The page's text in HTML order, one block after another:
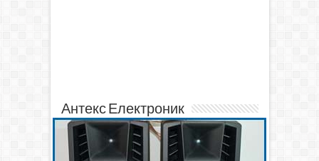
Антекс Електроник